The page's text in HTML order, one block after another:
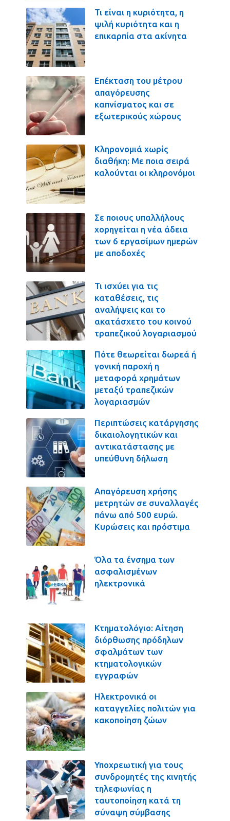
Τι είναι η κυριότητα, η
ψιλή κυριότητα και η
επικαρπία στα ακίνητα
Επέκταση του μέτρου
απαγόρευσης
καπνίσματος και σε
εξωτερικούς χώρους
Κληρονομιά χωρίς
διαθήκη: Με ποια σειρά
καλούνται οι κληρονόμοι
Σε ποιους υπαλλήλους
χορηγείται η νέα άδεια
των 6 εργασίμων ημερών
με αποδοχές
Τι ισχύει για τις
καταθέσεις, τις
αναλήψεις και το
ακατάσχετο του κοινού
τραπεζικού λογαριασμού
Πότε θεωρείται δωρεά ή
γονική παροχή η
μεταφορά χρημάτων
μεταξύ τραπεζικών
λογαριασμών
Περιπτώσεις κατάργησης
δικαιολογητικών και
αντικατάστασης με
υπεύθυνη δήλωση
Απαγόρευση χρήσης
μετρητών σε συναλλαγές
πάνω από 500 ευρώ.
Κυρώσεις και πρόστιμα
Όλα τα ένσημα των
ασφαλισμένων
ηλεκτρονικά
Κτηματολόγιο: Αίτηση
διόρθωσης πρόδηλων
σφαλμάτων των
κτηματολογικών
εγγραφών
Ηλεκτρονικά οι
καταγγελίες πολιτών για
κακοποίηση ζώων
Υποχρεωτική για τους
συνδρομητές της κινητής
τηλεφωνίας η
ταυτοποίηση κατά τη
σύναψη σύμβασης